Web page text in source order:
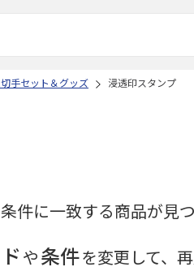
手セット＆グッズ 浸透印スタンプ
件に一致する商品が見
や条件を変更して、